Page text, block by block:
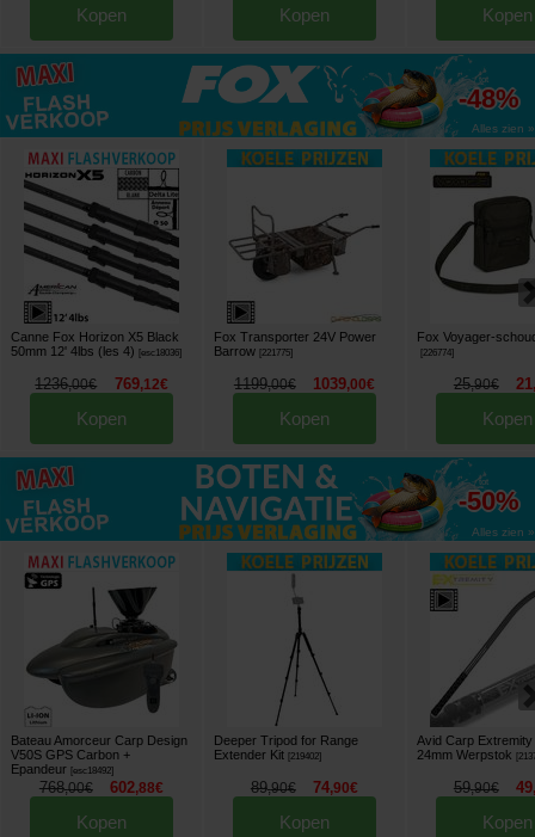
Kopen Kopen Kopen
tot
-48%
Alles zien »
Canne Fox Horizon X5 Black
50mm 12' 4lbs (les 4)
[esc18036]
1236,00€ 769,12€
Kopen
Fox Transporter 24V Power
Barrow [221775]
1199,00€ 1039,00€
Kopen
Fox Voyager-
[226774]
25,90€ 21
Kopen
tot
-50%
Alles zien »
Bateau Amorceur Carp Design
V50S GPS Carbon +
Epandeur [esc18492]
768,00€ 602,88€
Kopen
Deeper Tripod for Range
Extender Kit
219402]
89,90€ 74,90€
Kopen
Avid Carp
24mm Werpstok
59,90€ 49
Kopen